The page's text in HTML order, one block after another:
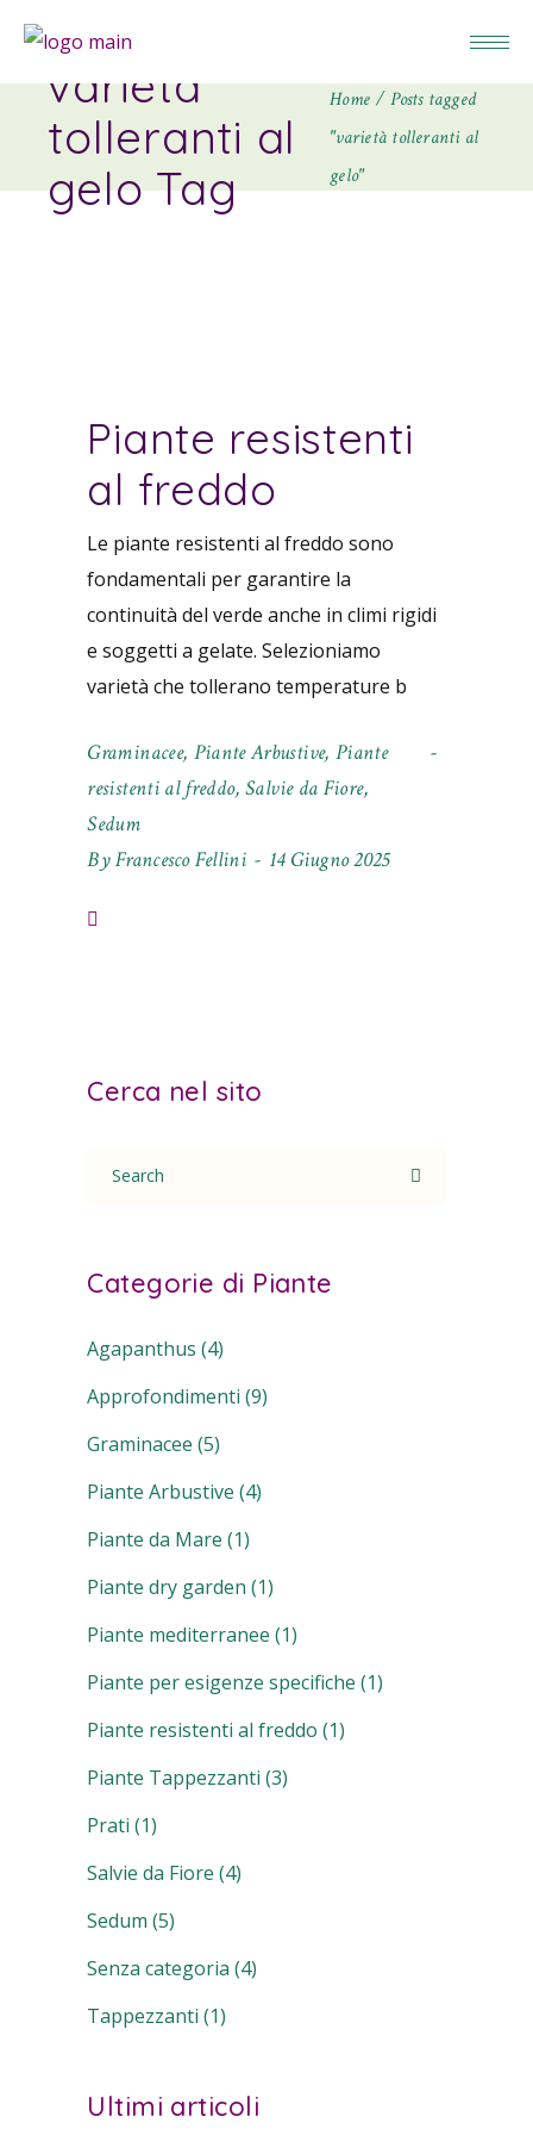
varietà
tolleranti al
gelo Tag
Home
Posts tagged
"varietà tolleranti al
gelo"
Piante resistenti
al freddo
Le piante resistenti al freddo sono
fondamentali per garantire la
continuità del verde anche in climi rigidi
e soggetti a gelate. Selezioniamo
varietà che tollerano temperature b
Graminacee, Piante Arbustive, Piante
resistenti al freddo,Salvie da Fiore,
Sedum
ByFrancesco Fellini 14 Giugno 2025
Cerca nel sito
for:
Categorie di Piante
Agapanthus (4)
Approfondimenti (9)
Graminacee (5)
Piante Arbustive (4)
Piante da Mare (1)
Piante dry garden (1)
Piante mediterranee (1)
Piante per esigenze specifiche (1)
Piante resistenti al freddo (1)
Piante Tappezzanti (3)
Prati (1)
Salvie da Fiore (4)
Sedum (5)
Senza categoria (4)
Tappezzanti (1)
Ultimi articoli